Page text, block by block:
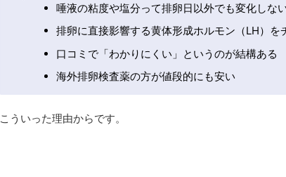
唾液の粘度や塩分って排卵日以外でも変化しな
排卵に直接影響する黄体形成ホルモン（LH）を
口コミで「わかりにくい」というのが結構ある
海外排卵検査薬の方が値段的にも安い
こういった理由からです。